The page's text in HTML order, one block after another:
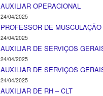
AUXILIAR OPERACIONAL
24/04/2025
PROFESSOR DE MUSCULAÇÃO
24/04/2025
AUXILIAR DE SERVIÇOS
24/04/2025
AUXILIAR DE SERVIÇOS
24/04/2025
AUXILIAR DE RH – CLT